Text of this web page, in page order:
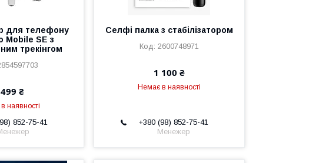
для телефону
Mobile SE з
трекінгом
₴
наявності
852-75-41
Селфі палка з стабілізатором
2600748971
1 100 ₴
Немає в наявності
+380 (98) 852-75-41
Менежер